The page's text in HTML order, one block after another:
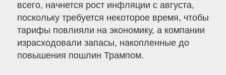
всего, начнется рост инфляции с августа,
поскольку требуется некоторое время, чтобы
тарифы повлияли на экономику, а компании
израсходовали запасы, накопленные до
повышения пошлин Трампом.